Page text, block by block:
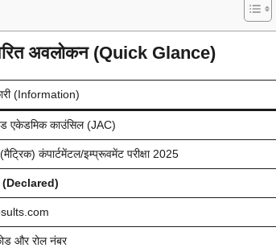
अवलोकन (Quick Glance)
(Information)
एकेडमिक काउंसिल (JAC)
कंपार्टमेंटल/इम्प्रूवमेंट परीक्षा 2025
(Declared)
और रोल नंबर